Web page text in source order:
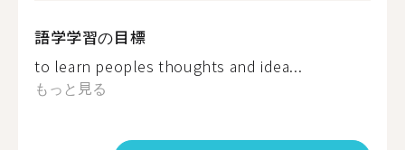
語学学習の目標
to learn peoples thoughts and idea...
もっと見る